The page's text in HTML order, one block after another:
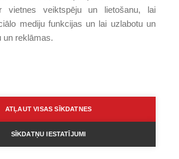
vietnes veiktspēju un lietošanu, lai
mediju funkcijas un lai uzlabotu un
un reklāmas.
ATĻAUT VISAS SĪKDATNES
SĪKDATŅU IESTATĪJUMI